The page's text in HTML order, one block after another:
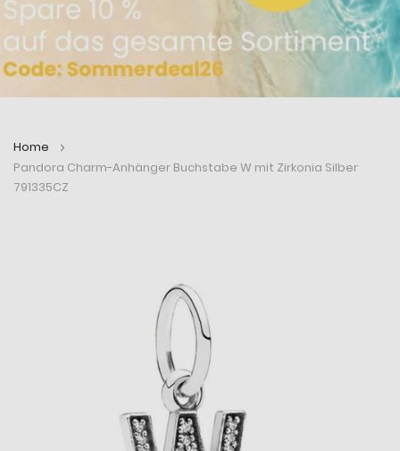
Home
Pandora Charm-Anhänger Buchstabe W mit Zirkonia Silber
791335CZ